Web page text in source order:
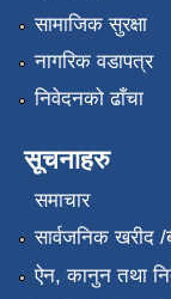
सामाजिक सुरक्षा
नागरिक वडापत्र
निवेदनको ढाँचा
सूचनाहरु
समाचार
सार्वजनिक खरीद
ऐन, कानुन तथा